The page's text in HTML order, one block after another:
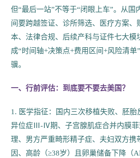
但“最后一站”不等于“闭眼上车”。从国
间要跨越签证、诊所筛选、医疗方案、
本、法律合规、后续产科与证件七大模
成“时间轴+决策点+费用区间+风险清单
骥。
一、行前评估：到底要不要去美国？
1. 医学指征：国内三次移植失败、胚
异位症Ⅲ-Ⅳ期、子宫腺肌症合并内膜菲
理、男方严重畸形精子症、夫妇双方携
因、高龄（≥38岁）且卵巢储备下降（